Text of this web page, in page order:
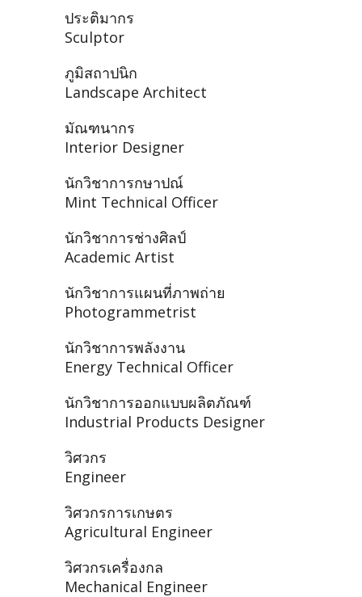
ประติมากร
Sculptor
ภูมิสถาปนิก
Landscape Architect
มัณฑนากร
Interior Designer
นักวิชาการกษาปณ์
Mint Technical Officer
นักวิชาการช่างศิลป์
Academic Artist
นักวิชาการแผนที่ภาพถ่าย
Photogrammetrist
นักวิชาการพลังงาน
Energy Technical Officer
นักวิชาการออกแบบผลิตภัณฑ์
Industrial Products Designer
วิศวกร
Engineer
วิศวกรการเกษตร
Agricultural Engineer
วิศวกรเครื่องกล
Mechanical Engineer